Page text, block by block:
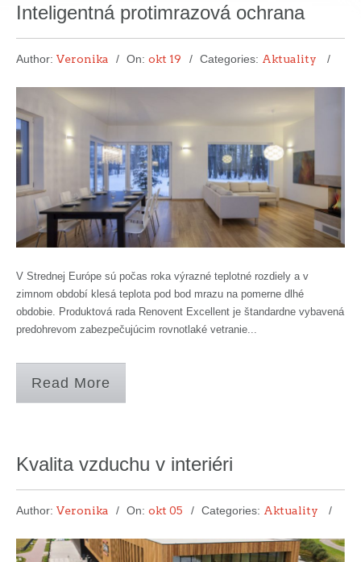
Inteligentná protimrazová ochrana
Author: Veronika On: okt 19 Categories: Aktuality
V Strednej Európe sú počas roka výrazné teplotné rozdiely a v
zimnom období klesá teplota pod bod mrazu na pomerne dlhé
obdobie. Produktová rada Renovent Excellent je štandardne vybavená
predohrevom zabezpečujúcim rovnotlaké vetranie...
Read More
Kvalita vzduchu v interiéri
Author: Veronika On: okt 05 Categories: Aktuality